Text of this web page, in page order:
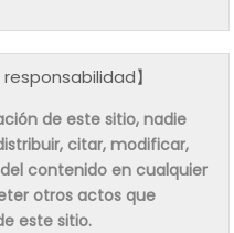
】
de este sitio, nadie
citar, modificar,
contenido en cualquier
otros actos que
este sitio.